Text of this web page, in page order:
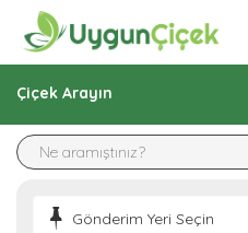
Çiçek Arayın
Gönderim Yeri Seçin